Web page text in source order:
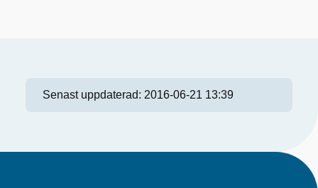
Senast uppdaterad: 2016-06-21 13:39